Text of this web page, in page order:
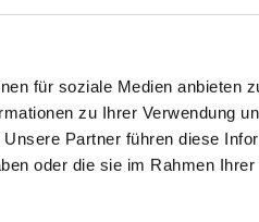
für soziale Medien anbieten
zu Ihrer Verwendung
Partner führen diese
oder die sie im Rahmen